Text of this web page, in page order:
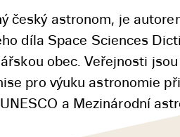
český astronom, je
díla Space Sciences
obec. Veřejnosti
pro výuku astronomie
a Mezinárodní